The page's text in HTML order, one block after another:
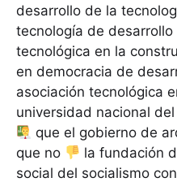
desarrollo de la
tecnología de
tecnológica en la
en democracia de
asociación tecnológica
universidad nacional
que el gobierno de
que no
la fundación
social del socialismo